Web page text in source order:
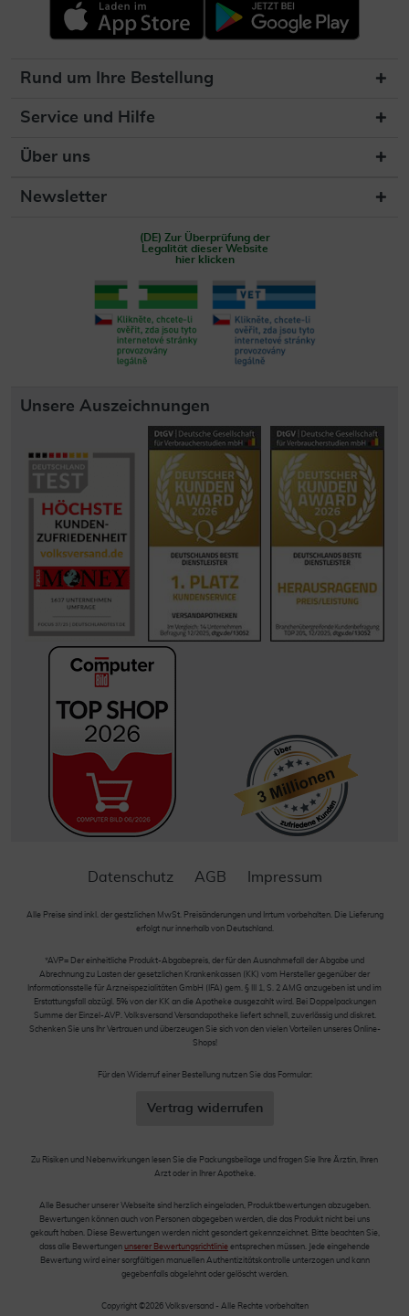
Rund um Ihre Bestellung
Service und Hilfe
Über uns
Newsletter
(DE) Zur Überprüfung der
Legalität dieser Website
hier klicken
Unsere Auszeichnungen
Datenschutz AGB Impressum
Alle Preise sind inkl. der gestzlichen MwSt. Preisänderungen und Irrtum vorbehalten. Die Lieferung
erfolgt nur innerhalb von Deutschland.
*AVP= Der einheitliche Produkt-Abgabepreis, der für den Ausnahmefall der Abgabe und
Abrechnung zu Lasten der gesetzlichen Krankenkassen (KK) vom Hersteller gegenüber der
Informationsstelle für Arzneispezialitäten GmbH (IFA) gem. § III 1, S. 2 AMG anzugeben ist und im
Erstattungsfall abzügl. 5% von der KK an die Apotheke ausgezahlt wird. Bei Doppelpackungen
Summe der Einzel-AVP. Volksversand Versandapotheke liefert schnell, zuverlässig und diskret.
Schenken Sie uns Ihr Vertrauen und überzeugen Sie sich von den vielen Vorteilen unseres Online-
Shops!
Für den Widerruf einer Bestellung nutzen Sie das Formular:
Vertrag widerrufen
Zu Risiken und Nebenwirkungen lesen Sie die Packungsbeilage und fragen Sie Ihre Ärztin, Ihren
Arzt oder in Ihrer Apotheke.
Alle Besucher unserer Webseite sind herzlich eingeladen, Produktbewertungen abzugeben.
Bewertungen können auch von Personen abgegeben werden, die das Produkt nicht bei uns
gekauft haben. Diese Bewertungen werden nicht gesondert gekennzeichnet. Bitte beachten Sie,
dass alle Bewertungen unserer Bewertungsrichtlinie entsprechen müssen. Jede eingehende
Bewertung wird einer sorgfältigen manuellen Authentizitätskontrolle unterzogen und kann
gegebenfalls abgelehnt oder gelöscht werden.
Copyright ©2026 Volksversand - Alle Rechte vorbehalten